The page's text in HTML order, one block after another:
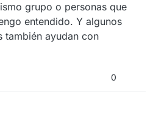
grupo o personas que
entendido. Y algunos
también ayudan con
0